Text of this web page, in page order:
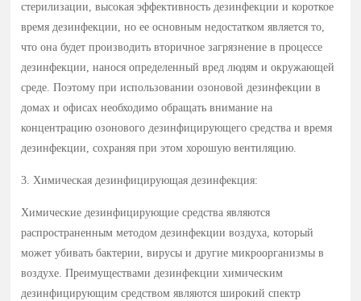
стерилизации, высокая эффективность дезинфекции и короткое
время дезинфекции, но ее основным недостатком является то,
что она будет производить вторичное загрязнение в процессе
дезинфекции, нанося определенный вред людям и окружающей
среде. Поэтому при использовании озоновой дезинфекции в
домах и офисах необходимо обращать внимание на
концентрацию озонового дезинфицирующего средства и время
дезинфекции, сохраняя при этом хорошую вентиляцию.
3. Химическая дезинфицирующая дезинфекция:
Химические дезинфицирующие средства являются
распространенным методом дезинфекции воздуха, который
может убивать бактерии, вирусы и другие микроорганизмы в
воздухе. Преимуществами дезинфекции химическим
дезинфицирующим средством являются широкий спектр